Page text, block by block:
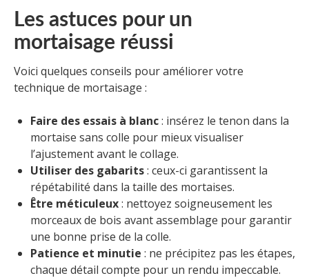
Les astuces pour un
mortaisage réussi
Voici quelques conseils pour améliorer votre
technique de mortaisage :
Faire des essais à blanc: insérez le tenon dans la
mortaise sans colle pour mieux visualiser
l’ajustement avant le collage.
Utiliser des gabarits: ceux-ci garantissent la
répétabilité dans la taille des mortaises.
Être méticuleux: nettoyez soigneusement les
morceaux de bois avant assemblage pour garantir
une bonne prise de la colle.
Patience et minutie : ne précipitez pas les étapes,
chaque détail compte pour un rendu impeccable.